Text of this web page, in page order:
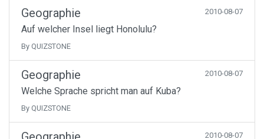
Geographie 2010-08-07
Auf welcher Insel liegt Honolulu?
By QUIZSTONE
Geographie 2010-08-07
Welche Sprache spricht man auf Kuba?
By QUIZSTONE
2010-08-07